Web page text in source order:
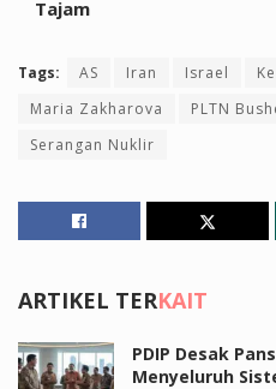
Tajam
Tags: AS Iran Israel
Maria Zakharova
PLTN
Serangan Nuklir
ARTIKEL TERKAIT
PDIP Desak
Menyeluruh